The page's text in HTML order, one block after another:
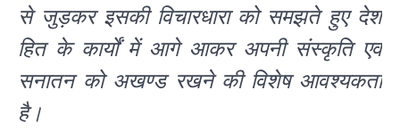
से जुड़कर इसकी विचारधारा को समझते हुए देश
हित के कार्यों में आगे आकर अपनी संस्कृति एवं
सनातन को अखण्ड रखने की विशेष आवश्यकता
है।